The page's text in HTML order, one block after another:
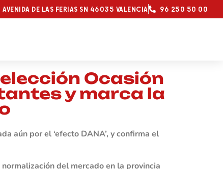
AVENIDA DE LAS FERIAS SN 46035 VALENCIA 96 250 50 00
Ocasión
y marca la
aún por el ‘efecto DANA’, y confirma el
del mercado en la provincia